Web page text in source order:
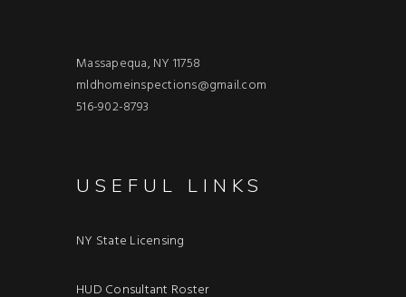
Massapequa, NY 11758
mldhomeinspections@gmail.com
516-902-8793
USEFUL LINKS
NY State Licensing
HUD Consultant Roster